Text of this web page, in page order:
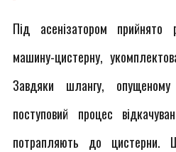
Під асенізатором прийнято
машину-цистерну,
Завдяки шлангу,
поступовий процес
потрапляють до цистерни.